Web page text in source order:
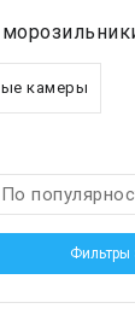
камеры
По
Фильтры